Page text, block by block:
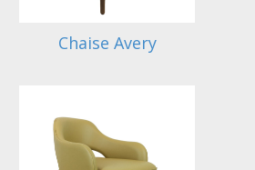
Chaise Avery